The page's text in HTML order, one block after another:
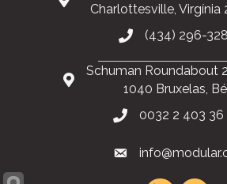
Charlottesville, Virgínia
(434) 296-
Schuman Roundabout
1040 Bruxelas,
0032 2 403 36